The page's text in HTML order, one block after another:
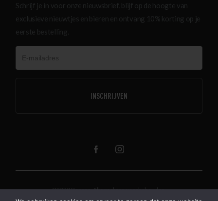
Schrijf je in voor onze nieuwsbrief, blijf op de hoogte van
exclusieve nieuwtjes en bieren en ontvang 10% korting op je
eerste bestelling.
@2020 Beerze. Alle rechten voorbehouden.